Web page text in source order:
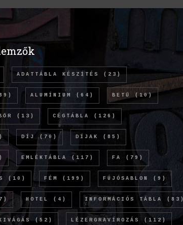
ADATTÁBLA KÉSZÍTÉS (23)
ALUMÍNIUM (64) BETŰ (10)
BŐR (13) CÉGTÁBLA (126)
DÍJ (70) DÍJAK (85)
EMLÉKTÁBLA (117) FA (79)
(10) FÉM (199) FÚJÓSABLON (9)
HOTEL (4) INFORMÁCIÓS TÁBLA (83)
KIVÁGÁS(52) LÉZERGRAVÍROZÁS (112)